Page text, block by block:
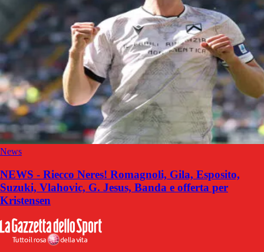
News
NEWS - Riecco Neres! Romagnoli, Gila, Esposito,
Suzuki, Vlahovic, G. Jesus, Banda e offerta per
Kristensen